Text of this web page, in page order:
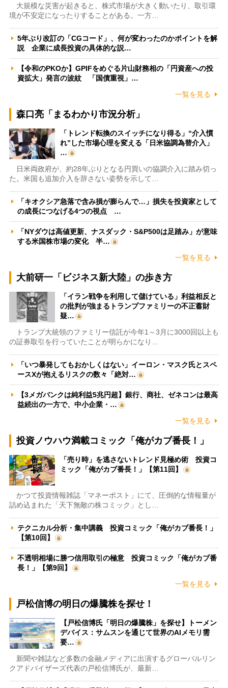
大規模な災害が起きると、株式市場が大きく動いたり、取引環
境が不安定になったりすることがある。一方…
5年ぶり改訂の「CGコード」、何が変わったのかポイントを解
説 企業に成長投資の具体的な説…
【令和のPKOか】GPIFをめぐる片山財務相の「円資産への投
資拡大」発言の波紋 「国債重視」…
一覧を見る
森口亮「まるわかり市況分析」
「トレンド転換のスイッチになり得る」“介入慣
れ”した市場心理を変える「日米協調為替介入」
…
日米両政府が、約28年ぶりとなる円買いの協調介入に踏み切っ
た。米国も追加介入を辞さない姿勢を示して…
「キオクシア急落で含み損が膨らんで…」損失を投資家として
の成長につなげる4つの視点 …
「NYダウは高値更新、ナスダック・S&P500は足踏み」が意味
する米国株市場の変化 半…
一覧を見る
大前研一「ビジネス新大陸」の歩き方
「イラン戦争を利用して儲けている」利益相反と
の批判が強まるトランプファミリーの不正蓄財
疑…
トランプ大統領のファミリー信託が今年1～3月に3000回以上も
の証券取引を行っていたことが明らかになり…
「いつ暴発してもおかしくはない」イーロン・マスク氏とスペ
ースXが抱えるリスクの数々「絶対…
【3メガバンクは純利益5兆円超】銀行、商社、ゼネコンは最高
益続出の一方で、中小企業・…
一覧を見る
投資ノウハウ満載コミック「俺がカブ番長！」
「売り時」を逃さないトレンド見極め術 投資コ
ミック「俺がカブ番長！」【第11回】
かつて投資情報雑誌「マネーポスト」にて、圧倒的な情報量が
詰め込まれた「天下無敵の株コミック」とし…
テクニカル分析・集中講義 投資コミック「俺がカブ番長！」
【第10回】
不透明相場に勝つ信用取引の極意 投資コミック「俺がカブ番
長！」【第9回】
一覧を見る
戸松信博の明日の爆騰株を探せ！
【戸松信博氏「明日の爆騰株」を探せ】トーメン
デバイス：サムスンを通じて世界のAIメモリ需
要…
新聞や雑誌など多数の金融メディアに出演するグローバルリン
クアドバイザーズ代表の戸松信博氏が、最新…